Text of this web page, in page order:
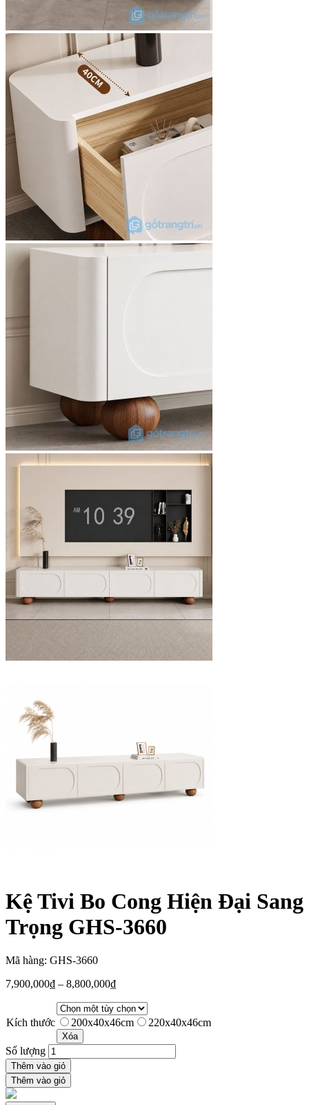
Kệ Tivi Bo Cong Hiện Đại Sang
Trọng GHS-3660
Mã hàng: GHS-3660
7,900,000₫ – 8,800,000₫
Kích thước 200x40x46cm 220x40x46cm
Xóa
Số lượng
Thêm vào giỏ
Thêm vào giỏ